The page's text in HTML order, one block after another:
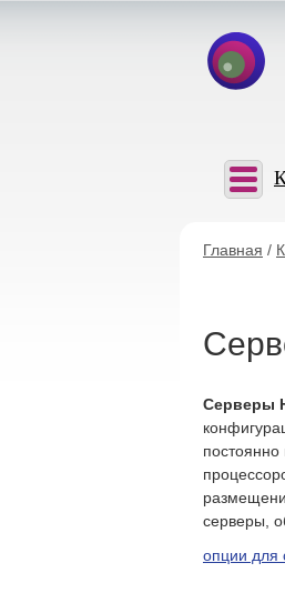
Главная /
Серверы
серверы,
опции для